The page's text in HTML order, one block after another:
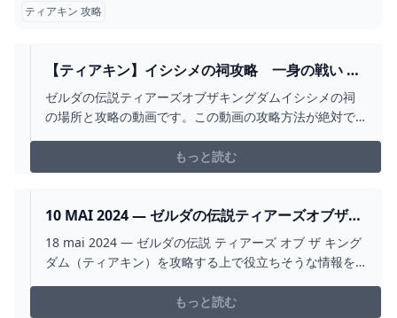
ティアキン 攻略
【ティアキン】イシシメの祠攻略 一身の戦い 逆
再生（フルテロップ） - YOUTUBE
ゼルダの伝説ティアーズオブザキングダムイシシメの祠
の場所と攻略の動画です。この動画の攻略方法が絶対で
ると嬉しいです。今後も随時攻略動画上げていく予定で
す！小ネタなども挙げていきたいと思いますので、なに
と幸いです。#...
もっと読む
10 MAI 2024 — ゼルダの伝説ティアーズオブザキ
ングダム(ティアキン/TOTK)のソリョタニゴの祠の
攻略と場所を掲載しています。ソリョタニゴの祠
18 mai 2024 — ゼルダの伝説 ティアーズ オブ ザ キング
ダム（ティアキン）を攻略する上で役立ちそうな情報を
もっと読む